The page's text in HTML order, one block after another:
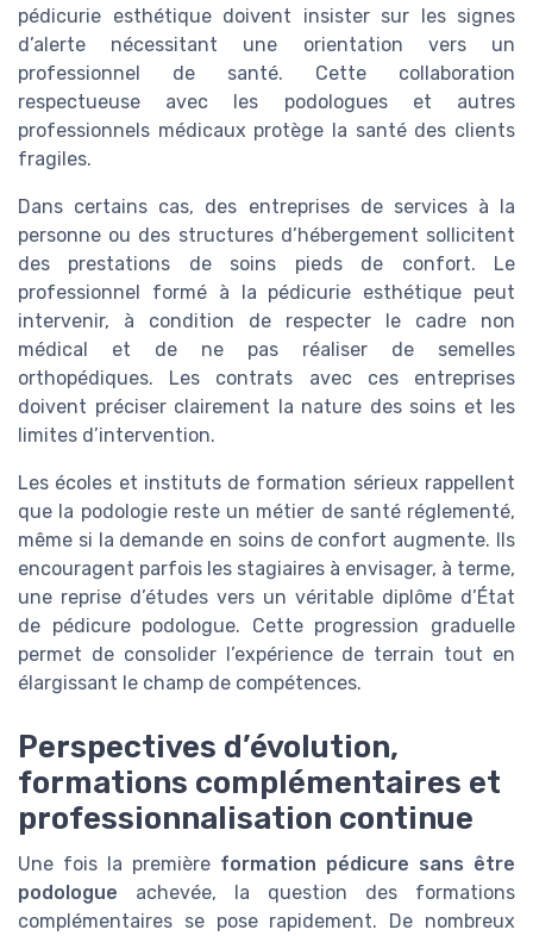
pédicurie esthétique doivent insister sur les signes
d’alerte nécessitant une orientation vers un
professionnel de santé. Cette collaboration
respectueuse avec les podologues et autres
professionnels médicaux protège la santé des clients
fragiles.
Dans certains cas, des entreprises de services à la
personne ou des structures d’hébergement sollicitent
des prestations de soins pieds de confort. Le
professionnel formé à la pédicurie esthétique peut
intervenir, à condition de respecter le cadre non
médical et de ne pas réaliser de semelles
orthopédiques. Les contrats avec ces entreprises
doivent préciser clairement la nature des soins et les
limites d’intervention.
Les écoles et instituts de formation sérieux rappellent
que la podologie reste un métier de santé réglementé,
même si la demande en soins de confort augmente. Ils
encouragent parfois les stagiaires à envisager, à terme,
une reprise d’études vers un véritable diplôme d’État
de pédicure podologue. Cette progression graduelle
permet de consolider l’expérience de terrain tout en
élargissant le champ de compétences.
Perspectives d’évolution,
formations complémentaires et
professionnalisation continue
Une fois la première formation pédicure sans être
podologue achevée, la question des formations
complémentaires se pose rapidement. De nombreux